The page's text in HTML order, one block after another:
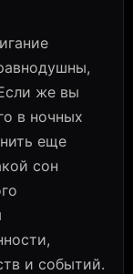
же вы
в ночных
еще
сон
и событий.